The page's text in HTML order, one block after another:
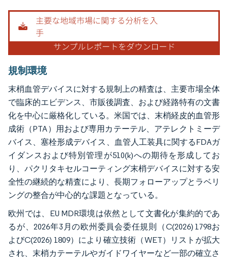
画像 © Mordor Intelligence。再利用にはCC BY 4.0の表示が必要です。
規制環境
末梢血管デバイスに対する規制上の精査は、主要市場全体
で臨床的エビデンス、市販後調査、および経路特有の文書
化を中心に厳格化している。米国では、末梢経皮的血管形
成術（PTA）用および専用カテーテル、アテレクトミーデ
バイス、塞栓形成デバイス、血管人工装具に関するFDAガ
イダンスおよび特別管理が510(k)への期待を形成してお
り、パクリタキセルコーティング末梢デバイスに対する安
全性の継続的な精査により、長期フォローアップとラベリ
ングの整合が中心的な課題となっている。
欧州では、EU MDR環境は依然として文書化が集約的であ
るが、2026年3月の欧州委員会委任規則（C(2026) 1798お
よびC(2026) 1809）により確立技術（WET）リストが拡大
され、末梢カテーテルやガイドワイヤーなど一部の確立さ